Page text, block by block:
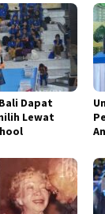
Dapat
Lewat